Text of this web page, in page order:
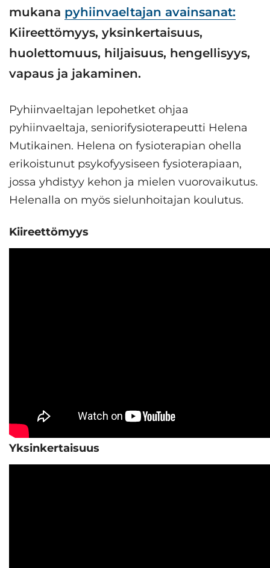
mukana pyhiinvaeltajan avainsanat:
Kiireettömyys, yksinkertaisuus,
huolettomuus, hiljaisuus, hengellisyys,
vapaus ja jakaminen.
Pyhiinvaeltajan lepohetket ohjaa
pyhiinvaeltaja, seniorifysioterapeutti Helena
Mutikainen. Helena on fysioterapian ohella
erikoistunut psykofyysiseen fysioterapiaan,
jossa yhdistyy kehon ja mielen vuorovaikutus.
Helenalla on myös sielunhoitajan koulutus.
Kiireettömyys
Yksinkertaisuus